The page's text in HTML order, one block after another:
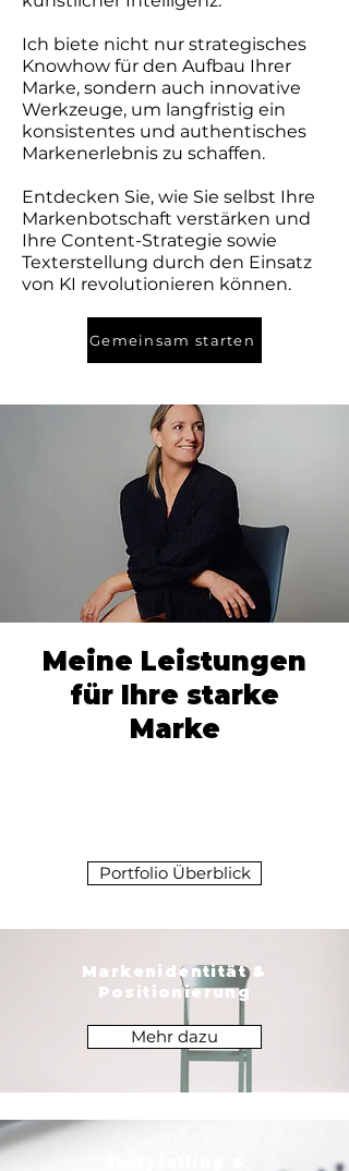
Ich biete nicht nur strategisches
Knowhow für den Aufbau Ihrer
Marke, sondern auch innovative
Werkzeuge, um langfristig ein
konsistentes und authentisches
Markenerlebnis zu schaffen.
Entdecken Sie, wie Sie selbst Ihre
Markenbotschaft verstärken und
Ihre Content-Strategie sowie
Texterstellung durch den Einsatz
von KI revolutionieren können.
Gemeinsam starten
Meine Leistungen
für Ihre starke
Marke
Portfolio Überblick
Markenidentität &
Positionierung
Mehr dazu